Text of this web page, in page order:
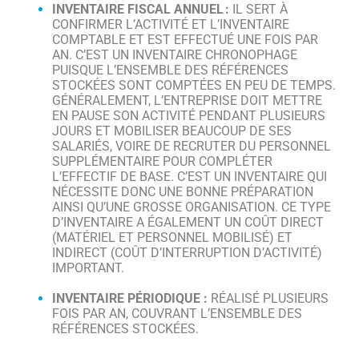
INVENTAIRE FISCAL ANNUEL: IL SERT À
CONFIRMER L’ACTIVITÉ ET L’INVENTAIRE
COMPTABLE ET EST EFFECTUÉ UNE FOIS PAR
AN. C’EST UN INVENTAIRE CHRONOPHAGE
PUISQUE L’ENSEMBLE DES RÉFÉRENCES
STOCKÉES SONT COMPTÉES EN PEU DE TEMPS.
GÉNÉRALEMENT, L’ENTREPRISE DOIT METTRE
EN PAUSE SON ACTIVITÉ PENDANT PLUSIEURS
JOURS ET MOBILISER BEAUCOUP DE SES
SALARIÉS, VOIRE DE RECRUTER DU PERSONNEL
SUPPLÉMENTAIRE POUR COMPLÉTER
L’EFFECTIF DE BASE. C’EST UN INVENTAIRE QUI
NÉCESSITE DONC UNE BONNE PRÉPARATION
AINSI QU’UNE GROSSE ORGANISATION. CE TYPE
D’INVENTAIRE A ÉGALEMENT UN COÛT DIRECT
(MATÉRIEL ET PERSONNEL MOBILISÉ) ET
INDIRECT (COÛT D’INTERRUPTION D’ACTIVITÉ)
IMPORTANT.
INVENTAIRE PÉRIODIQUE : RÉALISÉ PLUSIEURS
FOIS PAR AN, COUVRANT L’ENSEMBLE DES
RÉFÉRENCES STOCKÉES.